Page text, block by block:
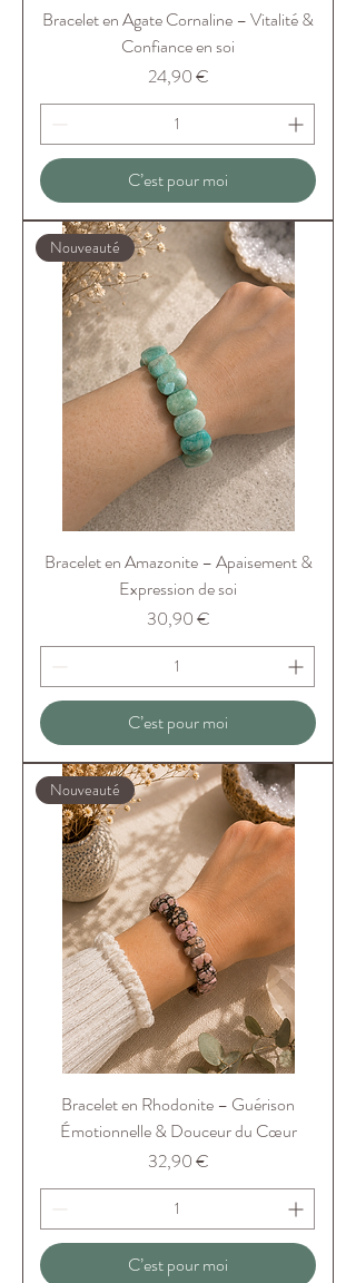
Bracelet en Agate Cornaline – Vitalité &
Confiance en soi
Prix
24,90 €
C’est pour moi
Nouveauté
Bracelet en Amazonite – Apaisement &
Expression de soi
Prix
30,90 €
C’est pour moi
Nouveauté
Bracelet en Rhodonite – Guérison
Émotionnelle & Douceur du Cœur
Prix
32,90 €
C’est pour moi